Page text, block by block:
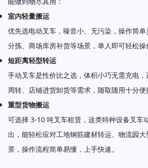
室内轻量搬运
优先选电动叉车，噪音小、无污染，操作简
分拣、商场库房补货等场景，单人即可轻松操
短距离轻型转运
手动叉车是性价比之选，体积小巧无需充电
周转、店铺进货卸货等需求，随取随用十分便
重型货物搬运
可选择 3-10 吨叉车租赁，这类特种设备叉车
出，能轻松应对工地钢筋建材转运、物流园
景，操作流程简单易懂，上手快速。